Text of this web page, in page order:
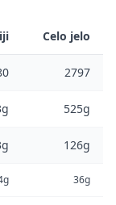
Celo jelo
2797
525g
126g
36g